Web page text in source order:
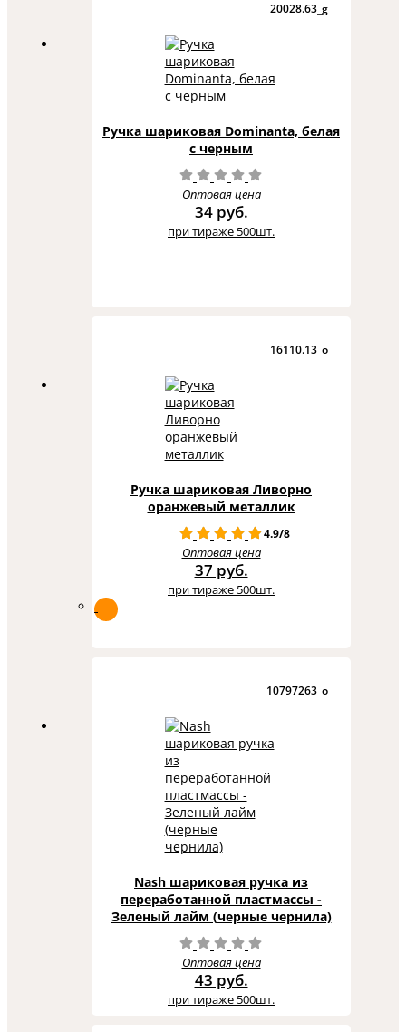
20028.63_g
Ручка шариковая Dominanta, белая
с черным
Оптовая цена
34 руб.
при тираже 500шт.
16110.13_o
Ручка шариковая Ливорно
оранжевый металлик
4.9/8
Оптовая цена
37 руб.
при тираже 500шт.
10797263_o
Nash шариковая ручка из
переработанной пластмассы -
Зеленый лайм (черные чернила)
Оптовая цена
43 руб.
при тираже 500шт.